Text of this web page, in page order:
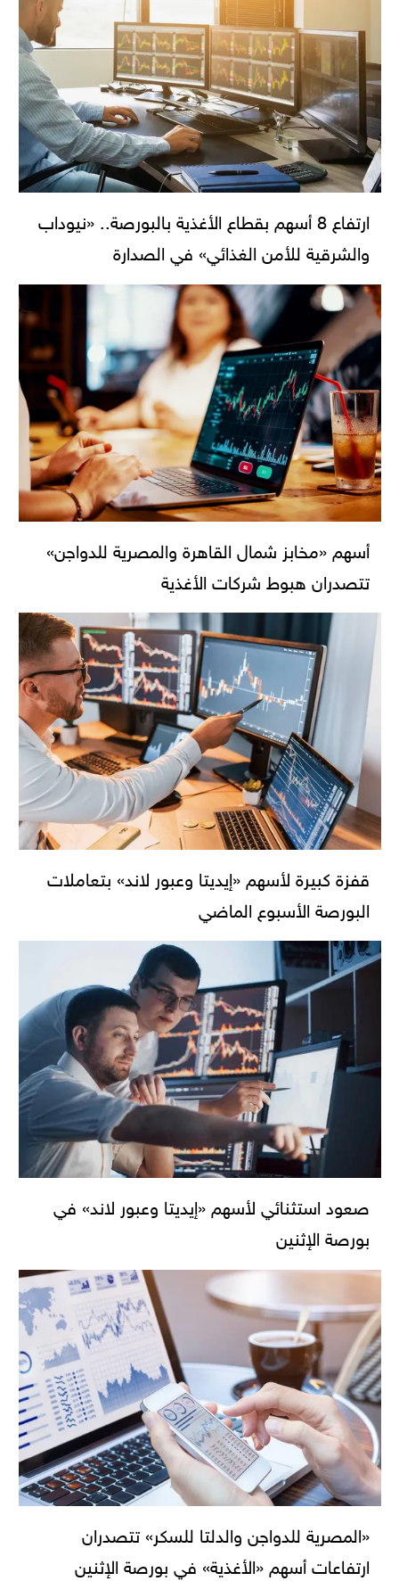
ارتفاع 8 أسهم بقطاع الأغذية بالبورصة.. «نيوداب
والشرقية للأمن الغذائي» في الصدارة
أسهم «مخابز شمال القاهرة والمصرية للدواجن»
تتصدران هبوط شركات الأغذية
قفزة كبيرة لأسهم «إيديتا وعبور لاند» بتعاملات
البورصة الأسبوع الماضي
صعود استثنائي لأسهم «إيديتا وعبور لاند» في
بورصة الإثنين
«المصرية للدواجن والدلتا للسكر» تتصدران
ارتفاعات أسهم «الأغذية» في بورصة الإثنين